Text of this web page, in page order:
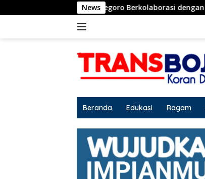
ke
News
Berkolaborasi dengan BBWS Bengawan Solo
Beranda Edukasi Ragam